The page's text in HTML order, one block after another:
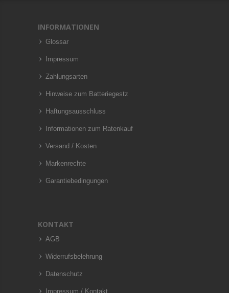
INFORMATIONEN
Glossar
Impressum
Zahlungsarten
Hinweise zum Batteriegestz
Haftungsausschluss
Informationen zum Ratenkauf
Versand / Kosten
Markenrechte
Garantiebedingungen
KONTAKT
AGB
Widerrufsbelehrung
Datenschutz
Impressum / Kontakt